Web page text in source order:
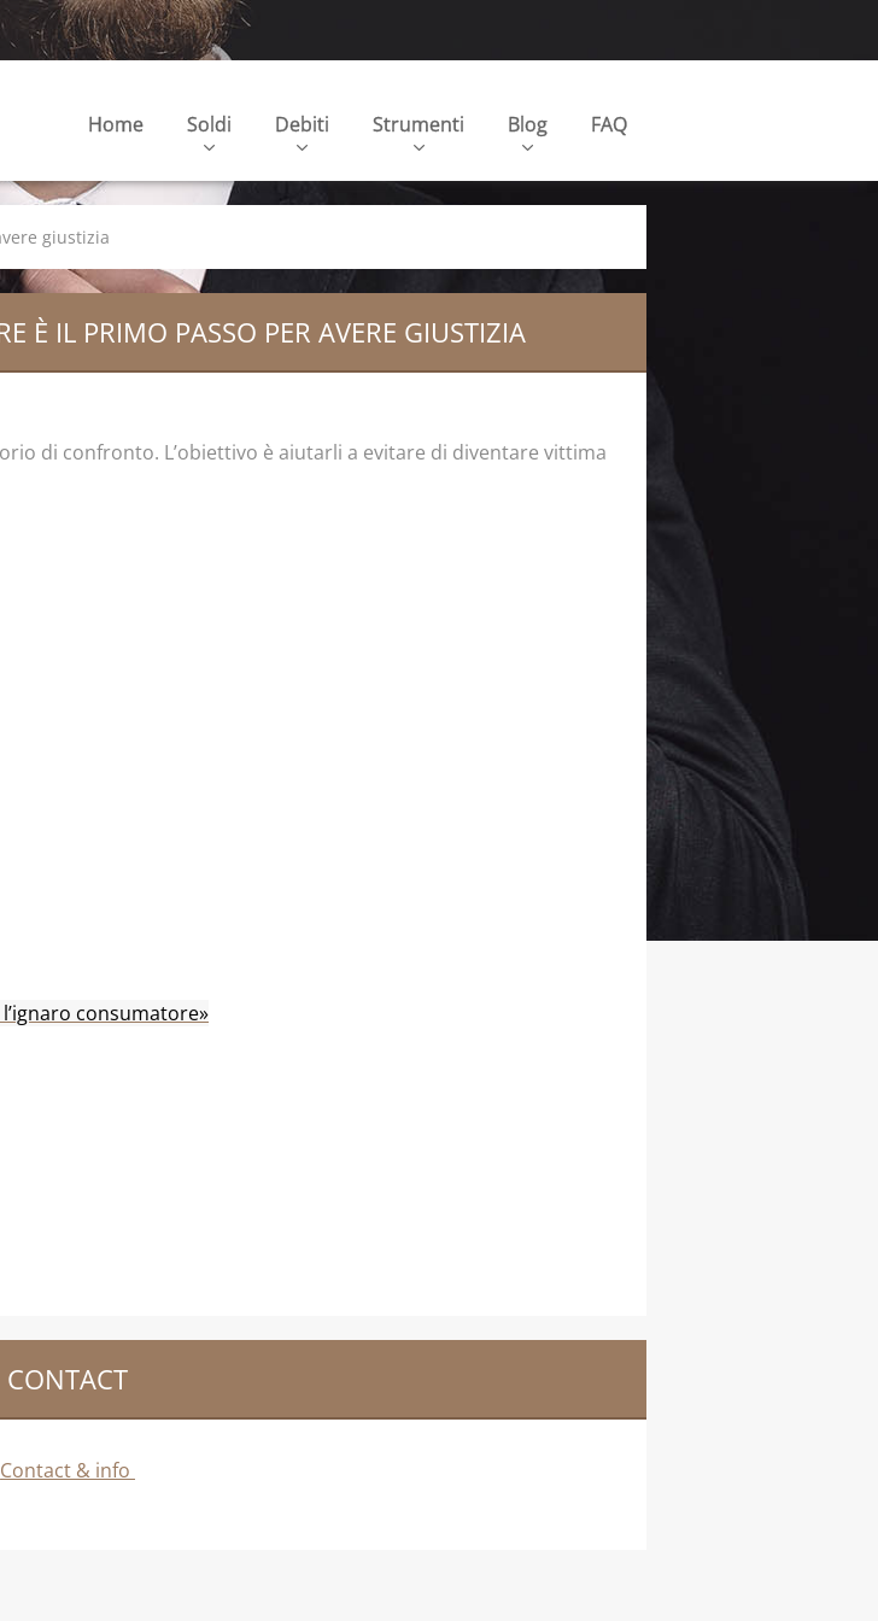
Home Soldi Debiti Strumenti Blog FAQ
giustizia
È IL PRIMO PASSO PER AVERE GIUSTIZIA
di confronto. L’obiettivo è aiutarli a evitare di diventare vittima
consumatore»
CONTACT
Contact & info